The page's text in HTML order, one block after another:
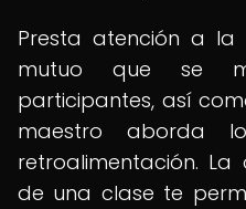
Presta atención a la
mutuo que se
participantes, así
maestro aborda
retroalimentación.
de una clase te